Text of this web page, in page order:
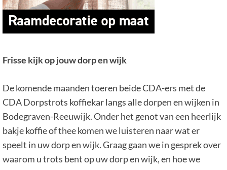
Frisse kijk op jouw dorp en wijk
De komende maanden toeren beide CDA-ers met de
CDA Dorpstrots koffiekar langs alle dorpen en wijken in
Bodegraven-Reeuwijk. Onder het genot van een heerlijk
bakje koffie of thee komen we luisteren naar wat er
speelt in uw dorp en wijk. Graag gaan we in gesprek over
waarom u trots bent op uw dorp en wijk, en hoe we